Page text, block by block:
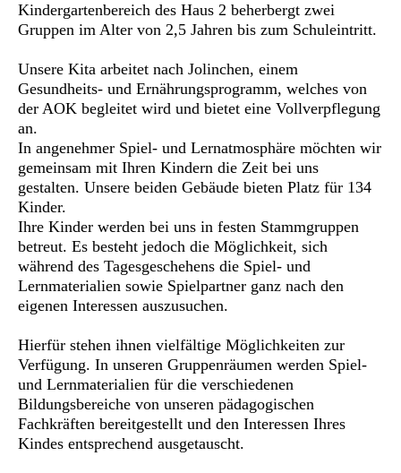
Kindergartenbereich des Haus 2 beherbergt zwei
Gruppen im Alter von 2,5 Jahren bis zum Schuleintritt.
Unsere Kita arbeitet nach Jolinchen, einem
Gesundheits- und Ernährungsprogramm, welches von
der AOK begleitet wird und bietet eine Vollverpflegung
an.
In angenehmer Spiel- und Lernatmosphäre möchten wir
gemeinsam mit Ihren Kindern die Zeit bei uns
gestalten. Unsere beiden Gebäude bieten Platz für 134
Kinder.
Ihre Kinder werden bei uns in festen Stammgruppen
betreut. Es besteht jedoch die Möglichkeit, sich
während des Tagesgeschehens die Spiel- und
Lernmaterialien sowie Spielpartner ganz nach den
eigenen Interessen auszusuchen.
Hierfür stehen ihnen vielfältige Möglichkeiten zur
Verfügung. In unseren Gruppenräumen werden Spiel-
und Lernmaterialien für die verschiedenen
Bildungsbereiche von unseren pädagogischen
Fachkräften bereitgestellt und den Interessen Ihres
Kindes entsprechend ausgetauscht.